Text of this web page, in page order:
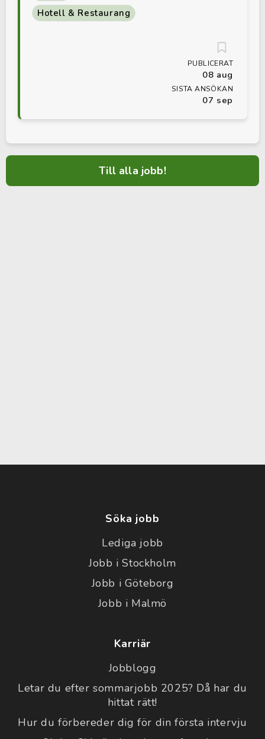
Hotell & Restaurang
PUBLICERAT
08 aug
SISTA ANSÖKAN
07 sep
Till alla jobb!
Söka jobb
Lediga jobb
Jobb i Stockholm
Jobb i Göteborg
Jobb i Malmö
Karriär
Jobblogg
Letar du efter sommarjobb 2025? Då har du
hittat rätt!
Hur du förbereder dig för din första intervju